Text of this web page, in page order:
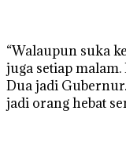
“Walaupun suka
juga setiap
Dua jadi
jadi orang hebat